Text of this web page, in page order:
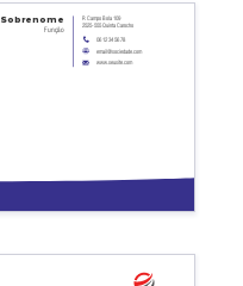
www.seusite.com
Sobrenome
Função
R Campo Bola 109
2525-555 Quinta Carocho
06 12 34 56 78
email@sociedade.com